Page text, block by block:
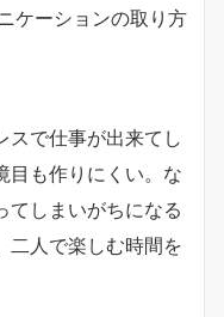
ケーションの取り方
スで仕事が出来てし
目も作りにくい。な
てしまいがちになる
二人で楽しむ時間を